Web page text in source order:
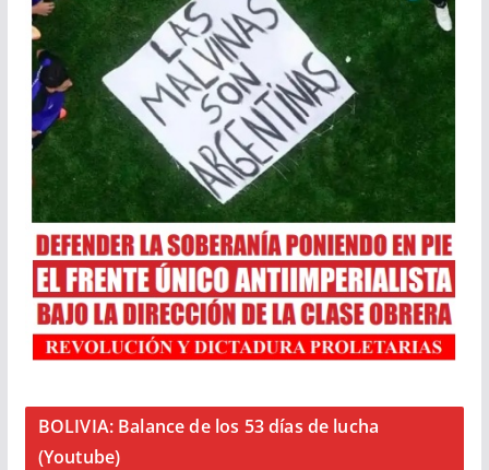
BOLIVIA: Balance de los 53 días de lucha
(Youtube)